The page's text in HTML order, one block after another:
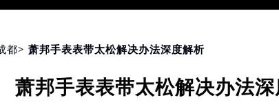
场IFC国际金融中心写字楼35层3508室（需提前预约）
城写字楼1号楼16层1604室（需提前预约）
广场办公楼20层2009室（需提前预约）
都> 萧邦手表表带太松解决办法深度解析
萧邦手表表带太松解决办法